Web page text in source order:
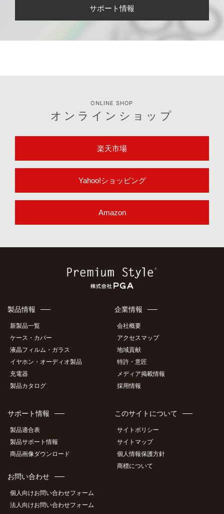
サポート情報
ONLINE SHOP
オンラインショップ
楽天市場
Yahoo!ショッピング
Amazon
製品情報
新製品一覧
ケース・カバー
液晶フィルム・ガラス
イヤホン・オーディオ製品
充電器
製品カタログ
企業情報
会社概要
アクセスマップ
地域貢献
特許・意匠
メディア掲載情報
採用情報
サポート情報
製品適合表
製品サポート情報
商品画像ダウンロード
お問い合わせ
個人向けお問い合わせフォーム
法人向けお問い合わせフォーム
このサイトについて
サイトポリシー
サイトマップ
個人情報保護方針
商標について